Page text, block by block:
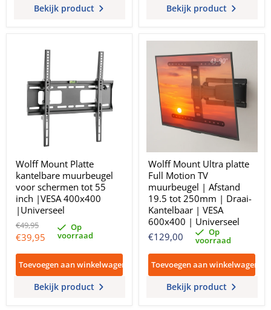
Bekijk product Bekijk product
Wolff Mount Platte
kantelbare muurbeugel
voor schermen tot 55
inch |VESA 400x400
|Universeel
Oorspronkelijke
prijs
€49,95
Huidige
prijs
€39,95
Op
voorraad
Toevoegen aan winkelwagen
Bekijk product
Wolff Mount Ultra platte
Full Motion TV
muurbeugel | Afstand
19.5 tot 250mm | Draai-
Kantelbaar | VESA
600x400 | Universeel
€129,00
Op
voorraad
Toevoegen aan winkelwagen
Bekijk product